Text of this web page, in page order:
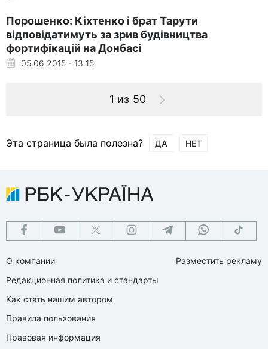
Порошенко: Кіхтенко і брат Тарути
відповідатимуть за зрив будівництва
фортифікацій на Донбасі
05.06.2015 - 13:15
1 из 50
Эта страница была полезна? ДА НЕТ
О компании
Редакционная политика и стандарты
Как стать нашим автором
Правила пользования
Правовая информация
Разместить рекламу